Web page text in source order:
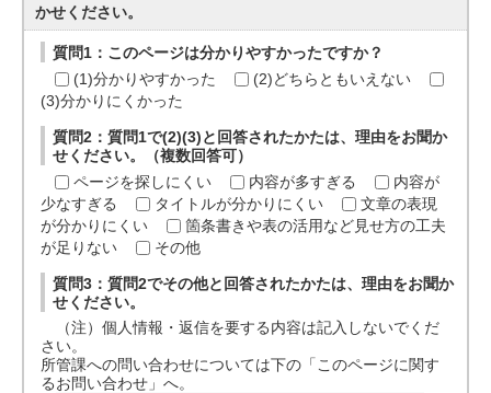
かせください。
質問1：このページは分かりやすかったですか？
(1)分かりやすかった
(2)どちらともいえない
(3)分かりにくかった
質問2：質問1で(2)(3)と回答されたかたは、理由をお聞か
せください。（複数回答可）
ページを探しにくい
内容が多すぎる
内容が
少なすぎる
タイトルが分かりにくい
文章の表現
が分かりにくい
箇条書きや表の活用など見せ方の工夫
が足りない
その他
質問3：質問2でその他と回答されたかたは、理由をお聞か
せください。
（注）個人情報・返信を要する内容は記入しないでくだ
さい。
所管課への問い合わせについては下の「このページに関す
るお問い合わせ」へ。